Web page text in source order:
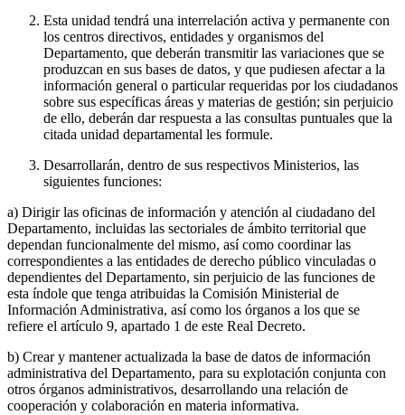
Esta unidad tendrá una interrelación activa y permanente con
los centros directivos, entidades y organismos del
Departamento, que deberán transmitir las variaciones que se
produzcan en sus bases de datos, y que pudiesen afectar a la
información general o particular requeridas por los ciudadanos
sobre sus específicas áreas y materias de gestión; sin perjuicio
de ello, deberán dar respuesta a las consultas puntuales que la
citada unidad departamental les formule.
Desarrollarán, dentro de sus respectivos Ministerios, las
siguientes funciones:
a) Dirigir las oficinas de información y atención al ciudadano del
Departamento, incluidas las sectoriales de ámbito territorial que
dependan funcionalmente del mismo, así como coordinar las
correspondientes a las entidades de derecho público vinculadas o
dependientes del Departamento, sin perjuicio de las funciones de
esta índole que tenga atribuidas la Comisión Ministerial de
Información Administrativa, así como los órganos a los que se
refiere el artículo 9, apartado 1 de este Real Decreto.
b) Crear y mantener actualizada la base de datos de información
administrativa del Departamento, para su explotación conjunta con
otros órganos administrativos, desarrollando una relación de
cooperación y colaboración en materia informativa.